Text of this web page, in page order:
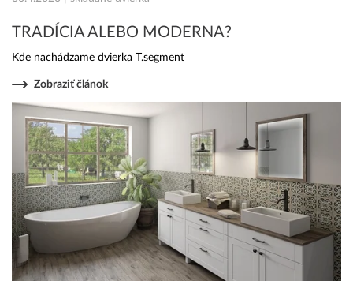
TRADÍCIA ALEBO MODERNA?
Kde nachádzame dvierka T.segment
Zobraziť článok